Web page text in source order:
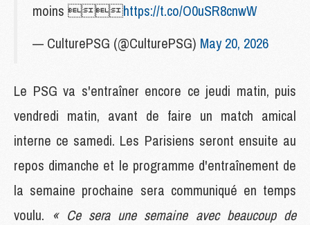
moins https://t.co/O0uSR8cnwW
— CulturePSG (@CulturePSG) May 20, 2026
Le PSG va s'entraîner encore ce jeudi matin, puis
vendredi matin, avant de faire un match amical
interne ce samedi. Les Parisiens seront ensuite au
repos dimanche et le programme d'entraînement de
la semaine prochaine sera communiqué en temps
voulu. « Ce sera une semaine avec beaucoup de